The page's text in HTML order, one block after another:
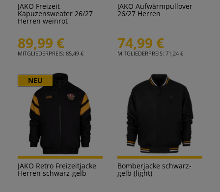
JAKO Freizeit
Kapuzensweater 26/27
Herren weinrot
89,99 €
MITGLIEDERPREIS: 85,49 €
JAKO Aufwärmpullover
26/27 Herren
74,99 €
MITGLIEDERPREIS: 71,24 €
NEU
JAKO Retro Freizeitjacke
Herren schwarz-gelb
Bomberjacke schwarz-
gelb (light)